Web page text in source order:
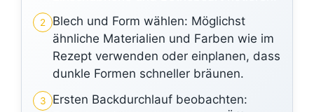
2
Blech und Form wählen: Möglichst
ähnliche Materialien und Farben wie im
Rezept verwenden oder einplanen, dass
dunkle Formen schneller bräunen.
3
Ersten Backdurchlauf beobachten: